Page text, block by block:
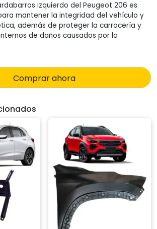
izquierdo del Peugeot 206 es
mantener la integridad del vehículo y
además de proteger la carrocería y
de daños causados por la
Comprar ahora